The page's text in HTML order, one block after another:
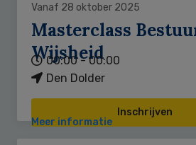
Vanaf 28 oktober 2025
Masterclass
Wijsheid
00:00 - 00:00
Den Dolder
Inschrijven
Meer informatie